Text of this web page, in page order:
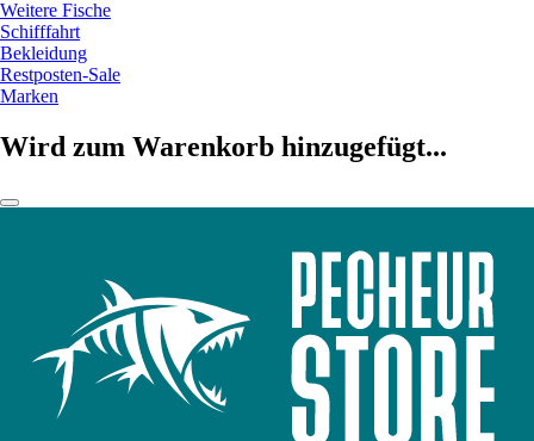
Weitere Fische
Schifffahrt
Bekleidung
Restposten-Sale
Marken
Wird zum Warenkorb hinzugefügt...